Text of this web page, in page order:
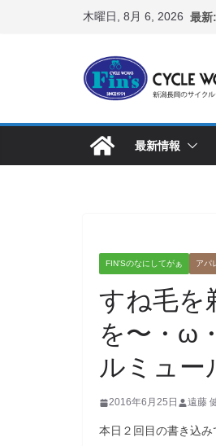
へ
キ
木曜日, 8月 6, 2026 最新:
最新情報
FIN'Sのなにしてがぁ アパ
すね毛を
を〜・ω
ルミュー
2016年6月25日 遠藤
本日２回目の書き込み